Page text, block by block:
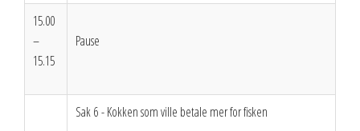
15.00
–
15.15
Pause
Sak 6 - Kokken som ville betale mer for fisken